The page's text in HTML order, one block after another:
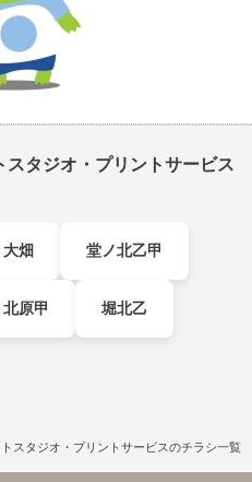
タジオ・プリントサービス
大畑 堂ノ北乙甲
北原甲 堀北乙
スタジオ・プリントサービスのチラシ一覧